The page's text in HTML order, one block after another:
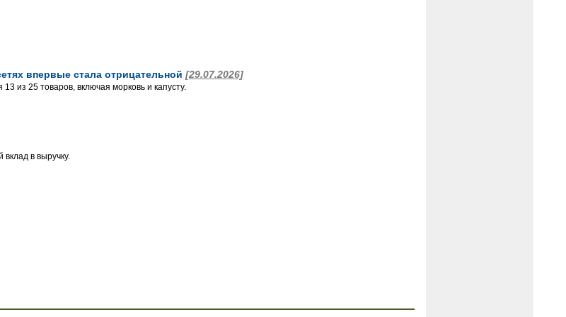
впервые стала отрицательной [29.07.2026]
из 25 товаров, включая морковь и капусту.
в выручку.